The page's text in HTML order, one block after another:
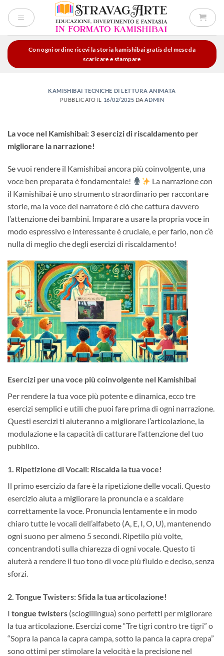
Con ogni ordine ricevi la storia kamishibai gratis del mese da
scaricare e stampare
KAMISHIBAI TECNICHE DI LETTURA ANIMATA
PUBBLICATO IL
16/02/2025 DA ADMIN
La voce nel Kamishibai: 3 esercizi di riscaldamento per
migliorare la narrazione!
Se vuoi rendere il Kamishibai ancora più coinvolgente, una
voce ben preparata è fondamentale!
La narrazione con
il Kamishibai è uno strumento straordinario per raccontare
storie, ma la voce del narratore è ciò che cattura davvero
l’attenzione dei bambini. Imparare a usare la propria voce in
modo espressivo e interessante è cruciale, e per farlo, non c’è
nulla di meglio che degli esercizi di riscaldamento!
Esercizi per una voce più coinvolgente nel Kamishibai
Per rendere la tua voce più potente e dinamica, ecco tre
esercizi semplici e utili che puoi fare prima di ogni narrazione.
Questi esercizi ti aiuteranno a migliorare l’articolazione, la
modulazione e la capacità di catturare l’attenzione del tuo
pubblico.
1. Ripetizione di Vocali: Riscalda la tua voce!
Il primo esercizio da fare è la ripetizione delle vocali. Questo
esercizio aiuta a migliorare la pronuncia e a scaldare
correttamente la voce. Pronuncia lentamente e in modo
chiaro tutte le vocali dell’alfabeto (A, E, I, O, U), mantenendo
ogni suono per almeno 5 secondi. Ripetilo più volte,
concentrandoti sulla chiarezza di ogni vocale. Questo ti
aiuterà a rendere il tuo tono di voce più fluido e deciso, senza
sforzi.
2. Tongue Twisters: Sfida la tua articolazione!
I tongue twisters (scioglilingua) sono perfetti per migliorare
la tua articolazione. Esercizi come “Tre tigri contro tre tigri” o
“Sopra la panca la capra campa, sotto la panca la capra crepa”
sono ottimi per stimolare la velocità e la precisione nel